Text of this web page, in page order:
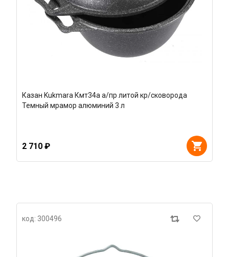
Казан Kukmara Кмт34а а/пр литой кр/сковорода
Темный мрамор алюминий 3 л
2 710 ₽
код: 300496